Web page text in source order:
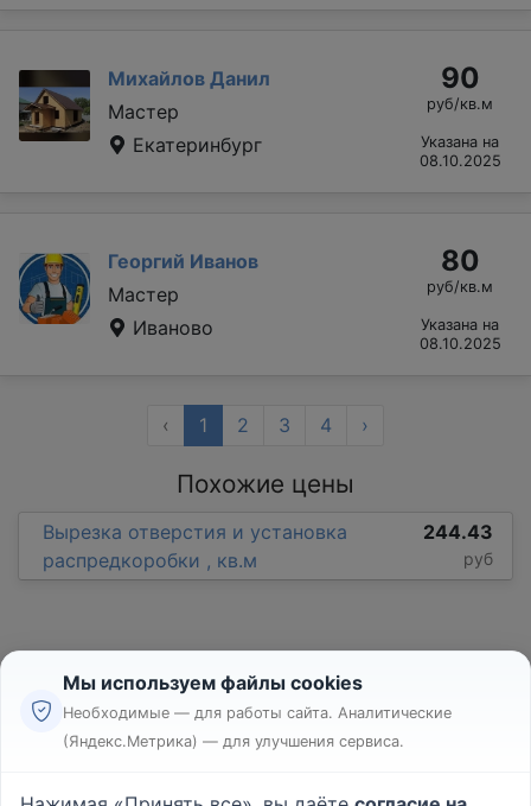
Михайлов Данил
Мастер
Екатеринбург
90
руб/кв.м
Указана на
08.10.2025
Георгий Иванов
Мастер
Иваново
80
руб/кв.м
Указана на
08.10.2025
‹ 1 2 3 4 ›
Похожие цены
Вырезка отверстия и установка
распредкоробки , кв.м
244.43
руб
Реклама
Мы используем файлы cookies
Необходимые — для работы сайта. Аналитические
(Яндекс.Метрика) — для улучшения сервиса.